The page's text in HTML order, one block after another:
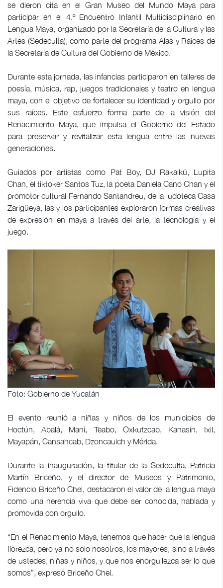
se dieron cita en el Gran Museo del Mundo Maya para
participar en el 4.º Encuentro Infantil Multidisciplinario en
Lengua Maya, organizado por la Secretaría de la Cultura y las
Artes (Sedeculta), como parte del programa Alas y Raíces de
la Secretaría de Cultura del Gobierno de México.
Durante esta jornada, las infancias participaron en talleres de
poesía, música, rap, juegos tradicionales y teatro en lengua
maya, con el objetivo de fortalecer su identidad y orgullo por
sus raíces. Este esfuerzo forma parte de la visión del
Renacimiento Maya, que impulsa el Gobierno del Estado
para preservar y revitalizar esta lengua entre las nuevas
generaciones.
Guiados por artistas como Pat Boy, DJ Rakalkú, Lupita
Chan, el tiktoker Santos Tuz, la poeta Daniela Cano Chan y el
promotor cultural Fernando Santandreu, de la ludoteca Casa
Zarigüeya, las y los participantes exploraron formas creativas
de expresión en maya a través del arte, la tecnología y el
juego.
Foto: Gobierno de Yucatán
El evento reunió a niñas y niños de los municipios de
Hoctún, Abalá, Maní, Teabo, Oxkutzcab, Kanasín, Ixil,
Mayapán, Cansahcab, Dzoncauich y Mérida.
Durante la inauguración, la titular de la Sedeculta, Patricia
Martín Briceño, y el director de Museos y Patrimonio,
Fidencio Briceño Chel, destacaron el valor de la lengua maya
como una herencia viva que debe ser conocida, hablada y
promovida con orgullo.
“En el Renacimiento Maya, tenemos que hacer que la lengua
florezca, pero ya no solo nosotros, los mayores, sino a través
de ustedes, niñas y niños, y que nos enorgullezca ser lo que
somos”, expresó Briceño Chel.